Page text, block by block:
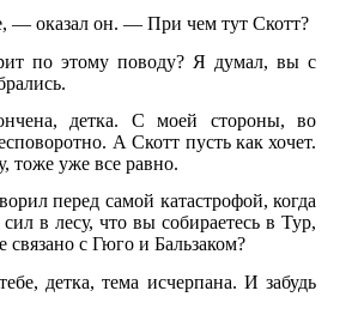
— оказал он. — При чем тут Скотт?
по этому поводу? Я думал, вы с
детка. С моей стороны, во
А Скотт пусть как хочет.
тоже уже все равно.
перед самой катастрофой, когда
в лесу, что вы собираетесь в Тур,
связано с Гюго и Бальзаком?
детка, тема исчерпана. И забудь